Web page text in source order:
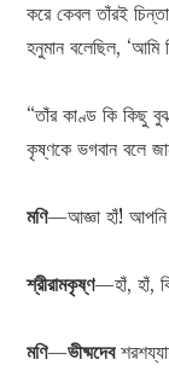
করে কেবল তাঁরই
হনুমান বলেছিল,
“তাঁর কাণ্ড কি কিছু
কৃষ্ণকে ভগবান বলে
মণি—আজ্ঞা হাঁ! আপনি
শ্রীরামকৃষ্ণ—হাঁ, হাঁ,
মণি—ভীষ্মদেব